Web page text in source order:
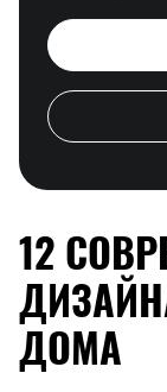
12
ДОМА